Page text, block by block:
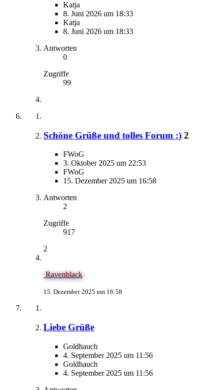
Katja
8. Juni 2026 um 18:33
Katja
8. Juni 2026 um 18:33
Antworten
0
Zugriffe
99
Schöne Grüße und tolles Forum :) 2
FWoG
3. Oktober 2025 um 22:53
FWoG
15. Dezember 2025 um 16:58
Antworten
2
Zugriffe
917
2
Ravenblack
15. Dezember 2025 um 16:58
Liebe Grüße
Goldhauch
4. September 2025 um 11:56
Goldhauch
4. September 2025 um 11:56